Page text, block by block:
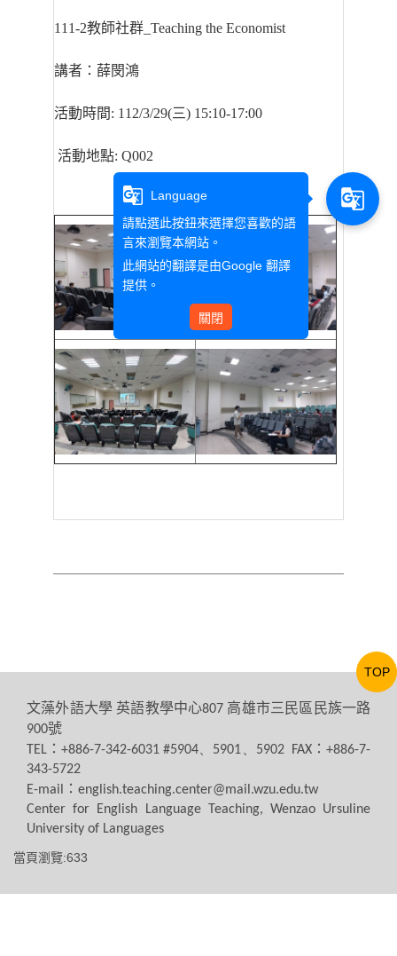
111-2教師社群 _Teaching the Economist
講者：薛閔鴻
活動時間: 112/3/29(三) 15:10-17:00
活動地點: Q002
文藻外語大學 英語教學中心807 高雄市三民區民族一路
900號
TEL ：+886-7-342-6031 #5904、5901、5902 FAX：+886-7-
343-5722
E-mail
： english.teaching.center@mail.wzu.edu.tw
Center for English Language Teaching, Wenzao Ursuline
University of Languages
當頁瀏覽:633
TOP
g_translate
Language
請點選此按鈕來選擇您喜歡的語
言來瀏覽本網站。
此網站的翻譯是由Google 翻譯
提供。
關閉
g_translate